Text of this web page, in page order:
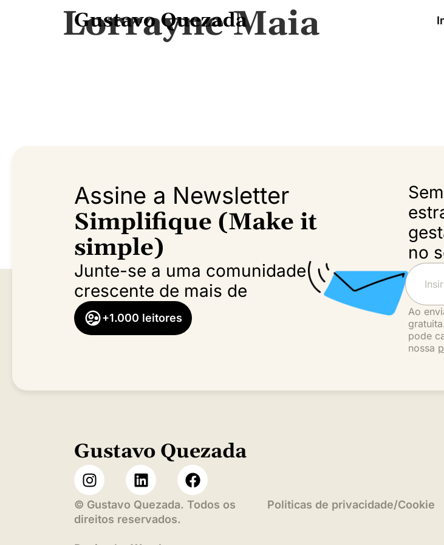
Lorrayne Maia
Assine a Newsletter
Simplifique (Make it
simple)
Junte-se a uma comunidade
crescente de mais de
+1.000 leitores
no
Ao
pode
nossa
Gustavo Quezada
© Gustavo Quezada. Todos os
direitos reservados.
Politicas de privacidade/Cookie